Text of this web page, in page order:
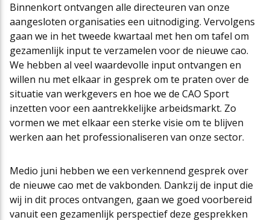
Binnenkort ontvangen alle directeuren van onze
aangesloten organisaties een uitnodiging. Vervolgens
gaan we in het tweede kwartaal met hen om tafel om
gezamenlijk input te verzamelen voor de nieuwe cao.
We hebben al veel waardevolle input ontvangen en
willen nu met elkaar in gesprek om te praten over de
situatie van werkgevers en hoe we de CAO Sport
inzetten voor een aantrekkelijke arbeidsmarkt. Zo
vormen we met elkaar een sterke visie om te blijven
werken aan het professionaliseren van onze sector.
Medio juni hebben we een verkennend gesprek over
de nieuwe cao met de vakbonden. Dankzij de input die
wij in dit proces ontvangen, gaan we goed voorbereid
vanuit een gezamenlijk perspectief deze gesprekken